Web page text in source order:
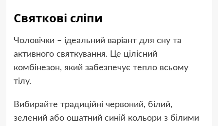
Святкові сліпи
Чоловічки – ідеальний варіант для сну та
активного святкування. Це цілісний
комбінезон, який забезпечує тепло всьому
тілу.
Вибирайте традиційні червоний, білий,
зелений або ошатний синій кольори з білими